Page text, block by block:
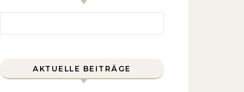
AKTUELLE BEITRÄGE